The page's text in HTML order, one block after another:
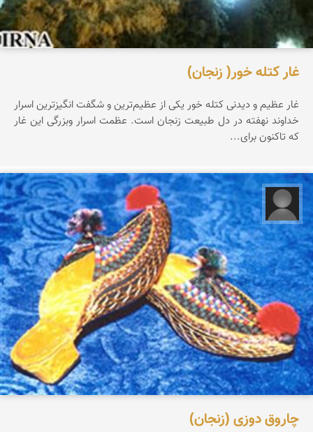
غار کتله خور( زنجان)
غار عظیم و دیدنی كتله خور یكی از عظیم‌ترین و شگفت انگیزترین اسرار
خداوند نهفته در دل طبیعت زنجان است. عظمت اسرار وبزرگی این غار
كه تاكنون برای...
فاطمه وفائیان
چاروق دوزی (زنجان)